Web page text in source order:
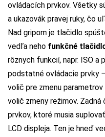
ovládacích prvkov. Všetky
a ukazovák pravej ruky, čo
Nad gripom je tlačidlo
vedľa neho funkčné
rôznych funkcií, napr. ISO
podstatné ovládacie prvky
volič pre zmenu parametrov
volič zmeny režimov.
prvkov, ktoré musia
LCD displeja. Ten je hneď